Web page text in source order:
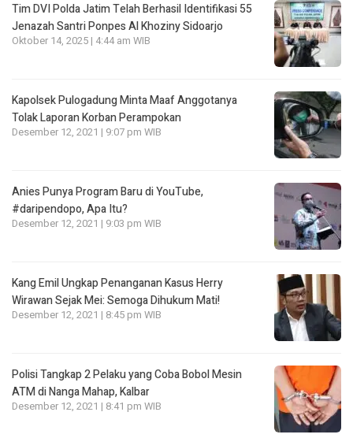
Tim DVI Polda Jatim Telah Berhasil Identifikasi 55
Jenazah Santri Ponpes Al Khoziny Sidoarjo
Oktober 14, 2025 | 4:44 am WIB
Kapolsek Pulogadung Minta Maaf Anggotanya
Tolak Laporan Korban Perampokan
Desember 12, 2021 | 9:07 pm WIB
Anies Punya Program Baru di YouTube,
#daripendopo, Apa Itu?
Desember 12, 2021 | 9:03 pm WIB
Kang Emil Ungkap Penanganan Kasus Herry
Wirawan Sejak Mei: Semoga Dihukum Mati!
Desember 12, 2021 | 8:45 pm WIB
Polisi Tangkap 2 Pelaku yang Coba Bobol Mesin
ATM di Nanga Mahap, Kalbar
Desember 12, 2021 | 8:41 pm WIB